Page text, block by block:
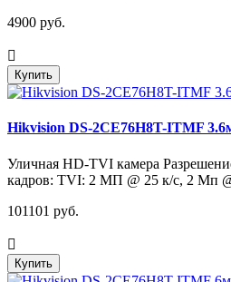
4900 руб.
Купить
Hikvision DS-2CE76H8T-ITMF
Уличная HD-TVI камера
кадров: TVI: 2 МП @ 25 к/с, 2 Мп
101101 руб.
Купить